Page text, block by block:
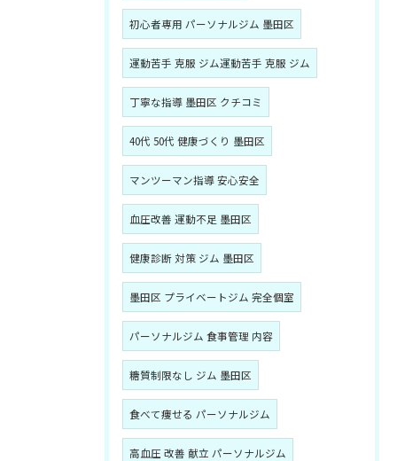
初心者専用 パーソナルジム 墨田区
運動苦手 克服 ジム運動苦手 克服 ジム
丁寧な指導 墨田区 クチコミ
40代 50代 健康づくり 墨田区
マンツーマン指導 安心安全
血圧改善 運動不足 墨田区
健康診断 対策 ジム 墨田区
墨田区 プライベートジム 完全個室
パーソナルジム 食事管理 内容
糖質制限なし ジム 墨田区
食べて痩せる パーソナルジム
高血圧 改善 献立 パーソナルジム